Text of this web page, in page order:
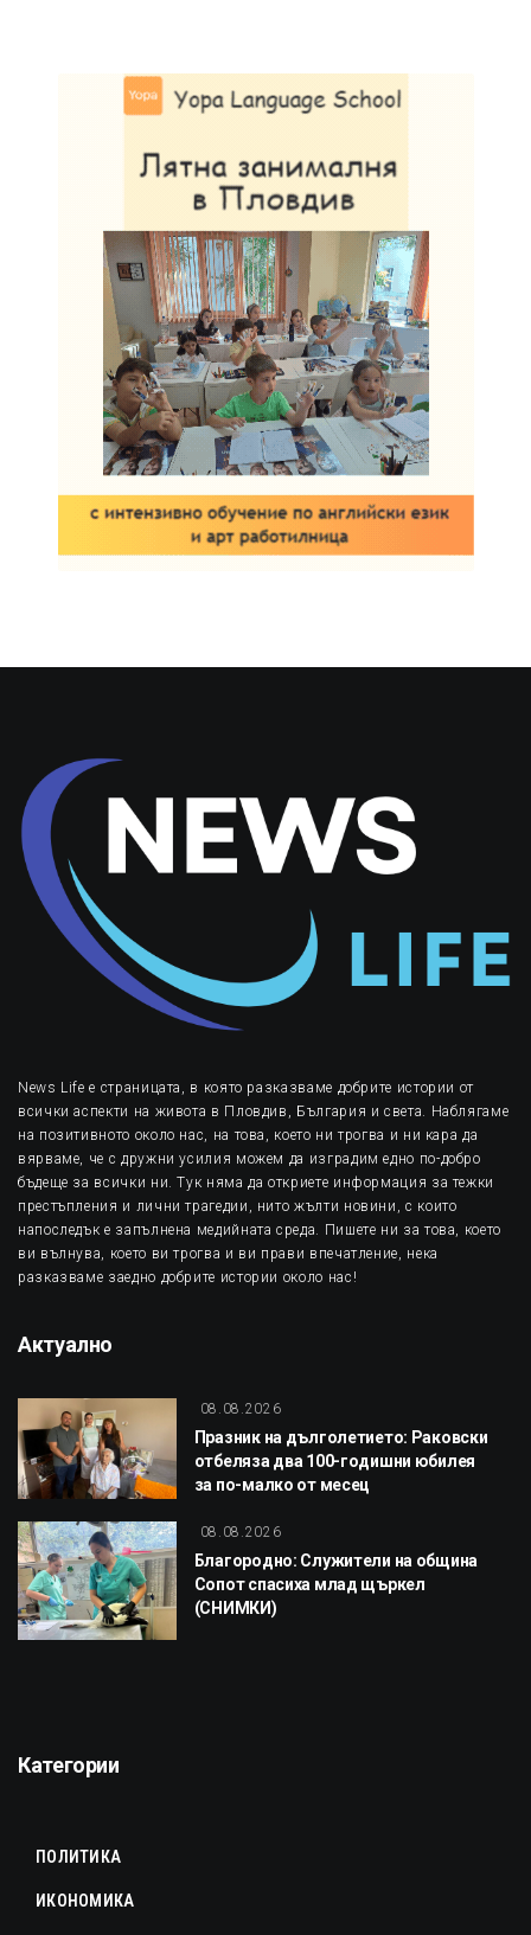
News Life е страницата, в която разказваме добрите истории от
всички аспекти на живота в Пловдив, България и света. Наблягаме
на позитивното около нас, на това, което ни трогва и ни кара да
вярваме, че с дружни усилия можем да изградим едно по-добро
бъдеще за всички ни. Тук няма да откриете информация за тежки
престъпления и лични трагедии, нито жълти новини, с които
напоследък е запълнена медийната среда. Пишете ни за това, което
ви вълнува, което ви трогва и ви прави впечатление, нека
разказваме заедно добрите истории около нас!
Актуално
08.08.2026
Празник на дълголетието: Раковски
отбеляза два 100-годишни юбилея
за по-малко от месец
08.08.2026
Благородно: Служители на община
Сопот спасиха млад щъркел
(СНИМКИ)
Категории
ПОЛИТИКА
ИКОНОМИКА